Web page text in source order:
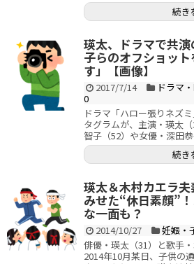
続き
瑛太、ドラマで共
子らのオフショッ
す」【画像】
2017/7/14 ドラマ
0
ドラマ「ハロー張りネズ
タグラムが、主演・瑛太
智子（52）や女優・深田
続き
瑛太＆木村カエラ
みせた“休日素顔”
な一面も？
2014/10/27 妊娠・
俳優・瑛太（31）と歌手
2014年10月某日、子供の